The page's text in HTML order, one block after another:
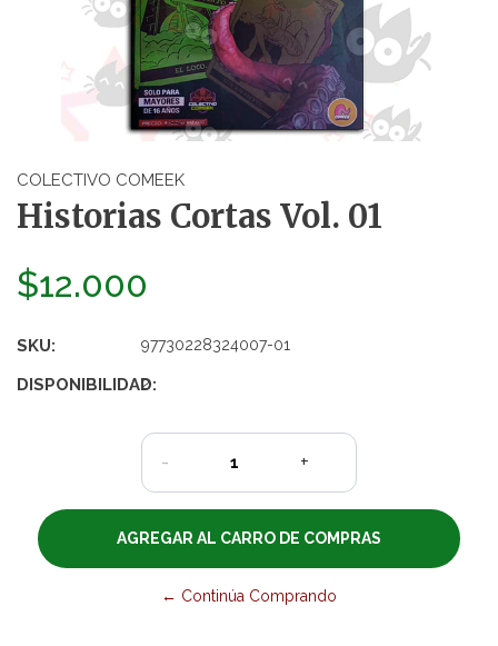
COLECTIVO COMEEK
Historias Cortas Vol. 01
$12.000
SKU: 97730228324007-01
DISPONIBILIDAD:
2
- +
← Continúa Comprando